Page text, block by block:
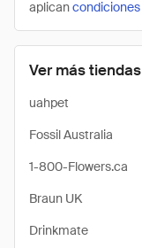
Ver más tiendas
uahpet
Fossil Australia
1-800-Flowers.ca
Braun UK
Drinkmate
aplicancondiciones